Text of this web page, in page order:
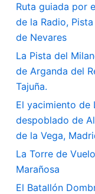
Ruta guiada por
de la Radio,
de Nevares
La Pista del
de Arganda del
Tajuña.
El yacimiento de
despoblado de
de la Vega,
La Torre de
Marañosa
El Batallón